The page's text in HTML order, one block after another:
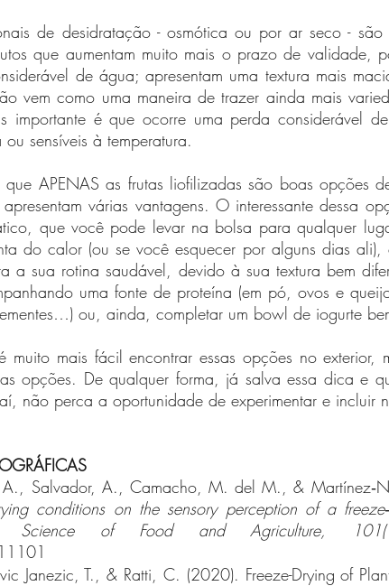
de desidratação - osmótica ou por ar seco - são
que aumentam muito mais o prazo de validade,
de água; apresentam uma textura mais
vem como uma maneira de trazer ainda mais
importante é que ocorre uma perda considerável
sensíveis à temperatura.
APENAS as frutas liofilizadas são boas opções
várias vantagens. O interessante dessa
que você pode levar na bolsa para qualquer
do calor (ou se você esquecer por alguns dias
a sua rotina saudável, devido à sua textura bem
uma fonte de proteína (em pó, ovos e
ou, ainda, completar um bowl de iogurte
muito mais fácil encontrar essas opções no exterior,
opções. De qualquer forma, já salva essa dica e
não perca a oportunidade de experimentar e incluir
conditions on the sensory perception of a
of Food and Agriculture,
Janezic, T., & Ratti, C. (2020). Freeze-Drying of